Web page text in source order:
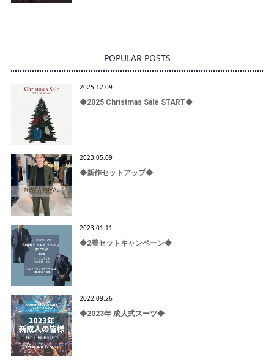
POPULAR POSTS
2025.12.09
◆2025 Christmas Sale START◆
2023.05.09
◆新作セットアップ◆
2023.01.11
◆2着セットキャンペーン◆
2022.09.26
◆2023年 成人式スーツ◆